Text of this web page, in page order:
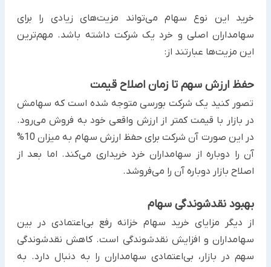
خرید این نوع سهام می‌تواند مزیت‌های زیادی را برای
سهامداران اصلی و خرد یک شرکت داشته باشد. مهم‌ترین
این مزیت‌ها عبارتند از:
حفظ ارزش سهم تا زمان اصلاح قیمت
تصور کنید یک شرکت بورسی متوجه شده است که سهامش
در بازار با قیمت کمتر از ارزش واقعی خود به فروش می‌رود.
در این صورت آن شرکت برای حفظ ارزش سهام به میزان 10%
آن را دوباره از سهامداران خرد خریداری می‌کند. اما بعد از
اصلاح بازار دوباره آن را می‌فروشد.
بهبود نقدشوندگی سهام
از دیگر مزایای خرید سهام خزانه رفع بی‌اعتمادی در بین
سهامداران و افزایش نقدشوندگی است. کاهش نقدشوندگی
سهم در بازار، بی‌اعتمادی سهامداران را به دنبال دارد. به